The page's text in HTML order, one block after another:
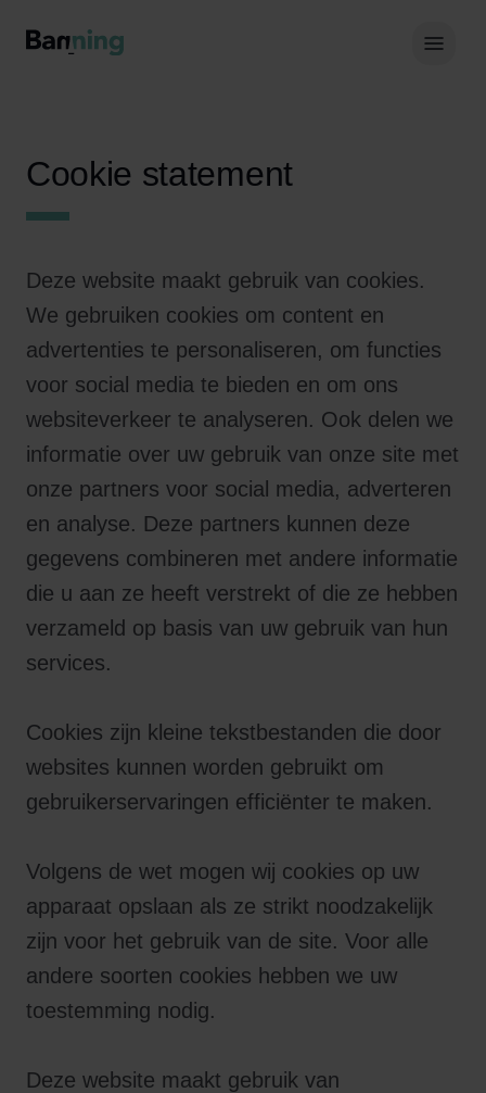
Cookie statement
Deze website maakt gebruik van cookies.
We gebruiken cookies om content en
advertenties te personaliseren, om functies
voor social media te bieden en om ons
websiteverkeer te analyseren. Ook delen we
informatie over uw gebruik van onze site met
onze partners voor social media, adverteren
en analyse. Deze partners kunnen deze
gegevens combineren met andere informatie
die u aan ze heeft verstrekt of die ze hebben
verzameld op basis van uw gebruik van hun
services.
Cookies zijn kleine tekstbestanden die door
websites kunnen worden gebruikt om
gebruikerservaringen efficiënter te maken.
Volgens de wet mogen wij cookies op uw
apparaat opslaan als ze strikt noodzakelijk
zijn voor het gebruik van de site. Voor alle
andere soorten cookies hebben we uw
toestemming nodig.
Deze website maakt gebruik van